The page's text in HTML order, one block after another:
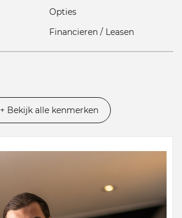
Opties
Financieren / Leasen
+ Bekijk alle kenmerken